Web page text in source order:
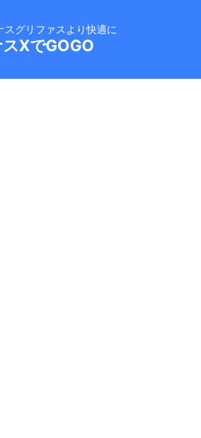
スグリファスより快適に
XでGOGO